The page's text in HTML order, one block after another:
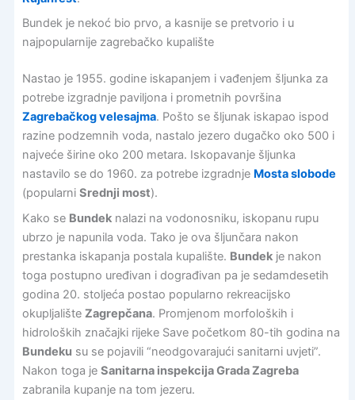
Bundek je nekoć bio prvo, a kasnije se pretvorio i u
najpopularnije zagrebačko kupalište
Nastao je 1955. godine iskapanjem i vađenjem šljunka za
potrebe izgradnje paviljona i prometnih površina
Zagrebačkog velesajma. Pošto se šljunak iskapao ispod
razine podzemnih voda, nastalo jezero dugačko oko 500 i
najveće širine oko 200 metara. Iskopavanje šljunka
nastavilo se do 1960. za potrebe izgradnje Mosta slobode
(popularni Srednji most).
Kako se Bundeknalazi na vodonosniku, iskopanu rupu
ubrzo je napunila voda. Tako je ova šljunčara nakon
prestanka iskapanja postala kupalište. Bundekje nakon
toga postupno uređivan i dograđivan pa je sedamdesetih
godina 20. stoljeća postao popularno rekreacijsko
okupljalište Zagrepčana. Promjenom morfoloških i
hidroloških značajki rijeke Save početkom 80-tih godina na
Bundeku su se pojavili “neodgovarajući sanitarni uvjeti”.
Nakon toga je Sanitarna inspekcija Grada Zagreba
zabranila kupanje na tom jezeru.